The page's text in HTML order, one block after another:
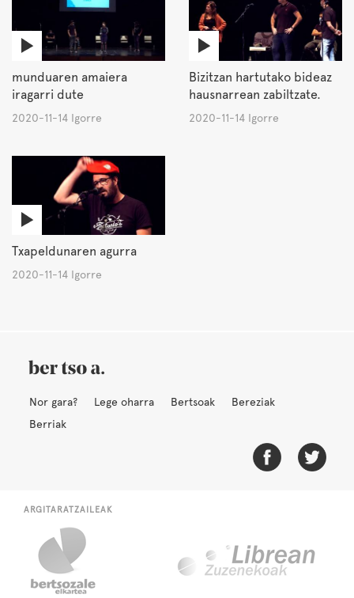
munduaren amaiera
iragarri dute
2020-11-14 Igorre
Bizitzan hartutako bideaz
hausnarrean zabiltzate.
2020-11-14 Igorre
Txapeldunaren agurra
2020-11-14 Igorre
Nor gara? Lege oharra Bertsoak
Bereziak
Berriak
ARGITARATZAILEAK